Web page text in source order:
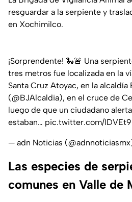
resguardar a la serpiente y
en Xochimilco.
¡Sorprendente! 🐍🚨 Una
tres metros fue localizada en la
Santa Cruz Atoyac, en la alcaldía
(@BJAlcaldia), en el cruce de
luego de que un ciudadano
estaban… pic.twitter.com/
— adn Noticias
Las especies de
comunes en Valle de